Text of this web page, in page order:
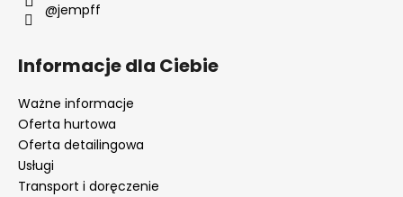
@jempff
Informacje dla Ciebie
Ważne informacje
Oferta hurtowa
Oferta detailingowa
Usługi
Transport i doręczenie